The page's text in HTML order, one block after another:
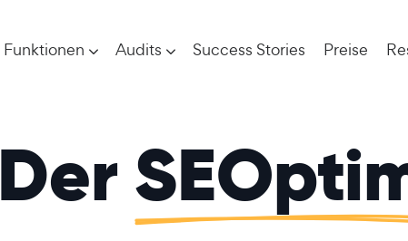
Funktionen Audits Success Stories Preise
Der